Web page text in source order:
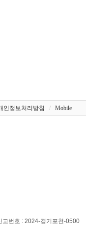
인정보처리방침 / Mobile
번호 : 2024-경기포천-0500